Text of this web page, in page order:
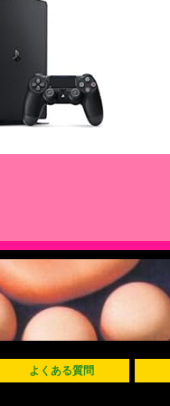
よくある質問